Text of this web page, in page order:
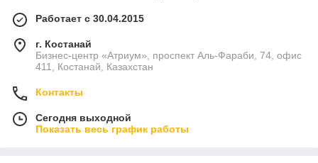
Работает с 30.04.2015
г. Костанай
Бизнес-центр «Атриум», проспект Аль-Фараби, 74, офис
411, Костанай, Казахстан
Контакты
Сегодня выходной
Показать весь график работы